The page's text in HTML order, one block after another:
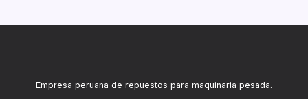
Empresa peruana de repuestos para maquinaria pesada.